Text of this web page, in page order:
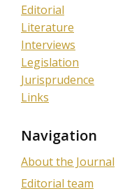
Editorial
Literature
Interviews
Legislation
Jurisprudence
Links
Navigation
About the Journal
Editorial team